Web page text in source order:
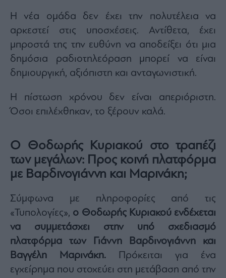
Η νέα ομάδα δεν έχει την πολυτέλεια να
αρκεστεί στις υποσχέσεις. Αντίθετα, έχει
μπροστά της την ευθύνη να αποδείξει ότι μια
δημόσια ραδιοτηλεόραση μπορεί να είναι
δημιουργική, αξιόπιστη και ανταγωνιστική.
Η πίστωση χρόνου δεν είναι απεριόριστη.
Όσοι επιλέχθηκαν, το ξέρουν καλά.
Ο Θοδωρής Κυριακού στο τραπέζι
των μεγάλων: Προς κοινή πλατφόρμα
με Βαρδινογιάννη και Μαρινάκη;
Σύμφωνα με πληροφορίες από τις
«Τυπολογίες», ο Θοδωρής Κυριακού ενδέχεται
να συμμετάσχει στην υπό σχεδιασμό
πλατφόρμα των Γιάννη Βαρδινογιάννη και
Βαγγέλη Μαρινάκη. Πρόκειται για ένα
εγχείρημα που στοχεύει στη μετάβαση από την